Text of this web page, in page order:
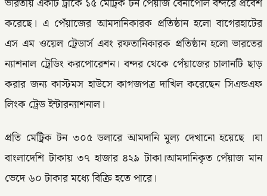
ভারতীয় একটি ট্রাকে ১৫ মেট্রিক টন পেঁয়াজ বেনাপোল বন্দরে প্রবেশ
করেছে। এ পেঁয়াজের আমদানিকারক প্রতিষ্ঠান হলো বাগেরহাটের
এস এম ওয়েল ট্রেডার্স এবং রফতানিকারক প্রতিষ্ঠান হলো ভারতের
ন্যাশনাল ট্রেডিং করপোরেশন। বন্দর থেকে পেঁয়াজের চালানটি ছাড়
করার জন্য কাস্টমস হাউসে কাগজপত্র দাখিল করেছেন সিএন্ডএফ
লিংক ট্রেড ইন্টারন্যাশনাল।
প্রতি মেট্রিক টন ৩০৫ ডলারে আমদানি মূল্য দেখানো হয়েছে ।যা
বাংলাদেশি টাকায় ৩৭ হাজার ৪২৯ টাকা।আমদানিকৃত পেঁয়াজ মান
ভেদে ৬০ টাকার মধ্যে বিক্রি হতে পারে।